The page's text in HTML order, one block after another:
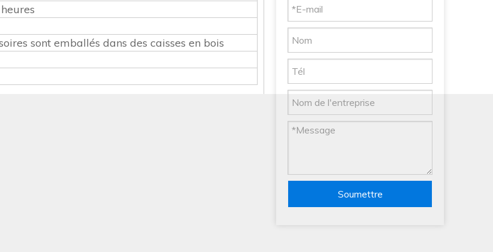
sont emballés dans des caisses en bois
Soumettre